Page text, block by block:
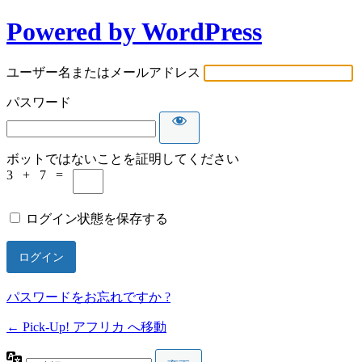
ロ
グ
イ
ン
Powered by WordPress
ユーザー名またはメールアドレス
パスワード
ボットではないことを証明してください
3 + 7 =
ログイン状態を保存する
パスワードをお忘れですか ?
← Pick-Up! アフリカ へ移動
言